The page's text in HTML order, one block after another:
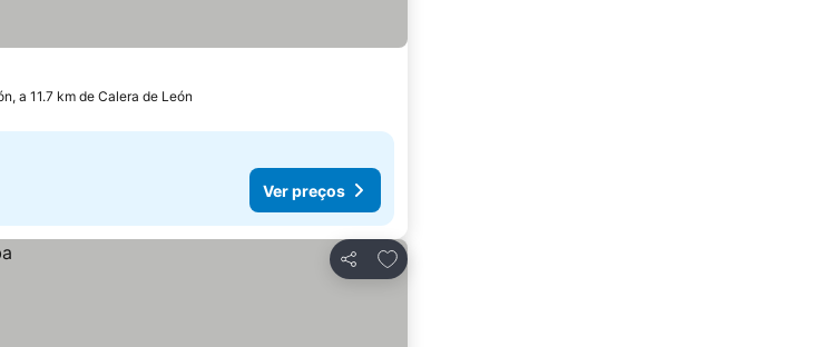
a 11.7 km de Calera de León
Ver preços
Partilhar
Adicionar aos favoritos